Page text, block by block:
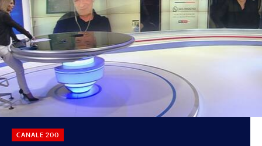
CANALE 200